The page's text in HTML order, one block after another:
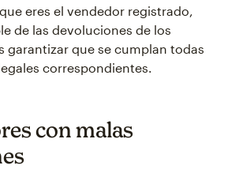
eres el vendedor registrado,
de las devoluciones de los
garantizar que se cumplan todas
correspondientes.
con malas